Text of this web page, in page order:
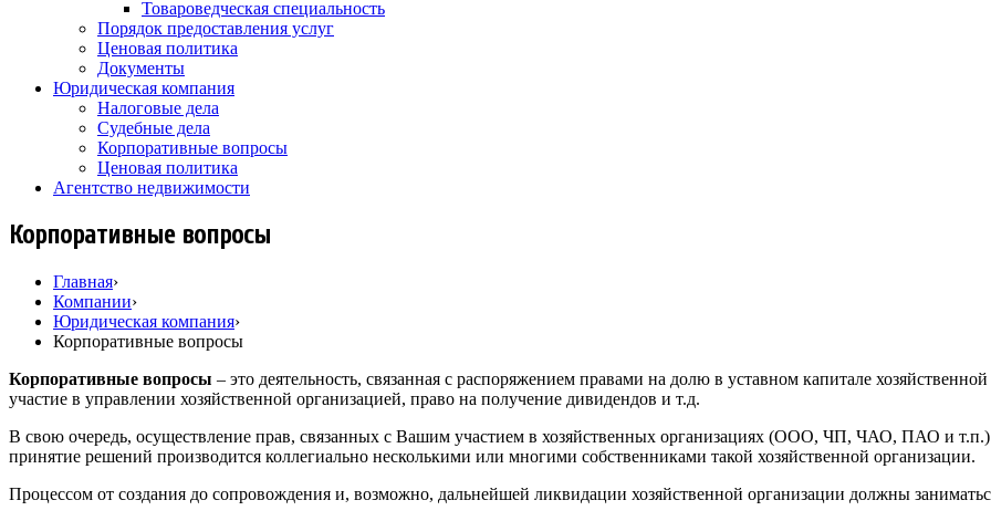
Товароведческая специальность
Порядок предоставления услуг
Ценовая политика
Документы
Юридическая компания
Налоговые дела
Судебные дела
Корпоративные вопросы
Ценовая политика
Агентство недвижимости
Корпоративные вопросы
Главная›
Компании›
Юридическая компания›
Корпоративные вопросы
Корпоративные вопросы – это деятельность, связанная с распоряжением правами на долю в уставном капитале
участие в управлении хозяйственной организацией, право на получение дивидендов и т.д.
В свою очередь, осуществление прав, связанных с Вашим участием в хозяйственных организациях (ООО, ЧП, ЧАО, ПАО и т.п.)
принятие решений производится коллегиально несколькими или многими собственниками такой хозяйственной организации.
Процессом от создания до сопровождения и, возможно, дальнейшей ликвидации хозяйственной организации должны